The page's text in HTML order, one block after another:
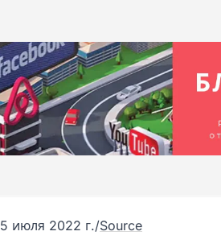
5 июля 2022 г./Source